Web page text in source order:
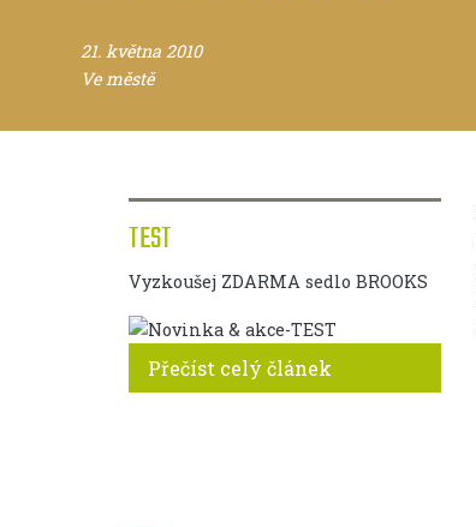
21. května 2010
Ve městě
TEST
Vyzkoušej ZDARMA sedlo BROOKS
Přečíst celý článek